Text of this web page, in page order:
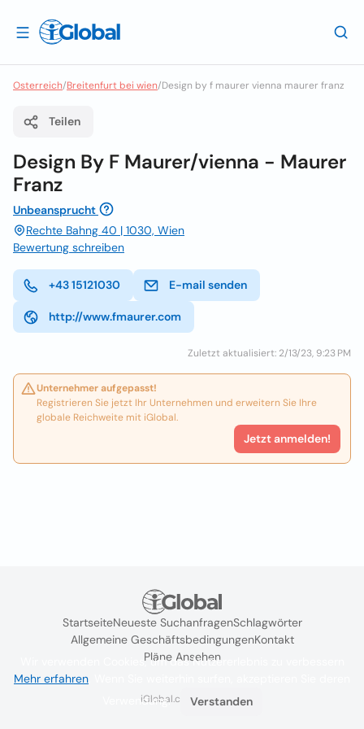
Osterreich/Breitenfurt bei wien/Design by f maurer vienna maurer franz
Teilen
Design By F Maurer/vienna - Maurer
Franz
Unbeansprucht
Rechte Bahng 40 | 1030, Wien
Bewertung schreiben
+43 15121030 E-mail senden
http://www.fmaurer.com
Zuletzt aktualisiert: 2/13/23, 9:23 PM
Unternehmer aufgepasst!
Registrieren Sie jetzt Ihr Unternehmen und erweitern Sie Ihre
globale Reichweite mit iGlobal.
Jetzt anmelden!
StartseiteNeueste SuchanfragenSchlagwörter
Allgemeine GeschäftsbedingungenKontakt
Pläne Ansehen
iGlobal.co @ 2024
Wir verwenden Cookies, um das Nutzererlebnis zu verbessern
Mehr erfahren
Verwendung.
Verstanden